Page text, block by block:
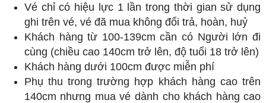
Vé chỉ có hiệu lực 1 lần trong thời gian sử dụng
ghi trên vé, vé đã mua không đổi trả, hoàn, huỷ
Khách hàng từ 100-139cm cần có Người lớn đi
cùng (chiều cao 140cm trở lên, độ tuổi 18 trở lên)
Khách hàng dưới 100cm được miễn phí
Phụ thu trong trường hợp khách hàng cao trên
140cm nhưng mua vé dành cho khách hàng cao